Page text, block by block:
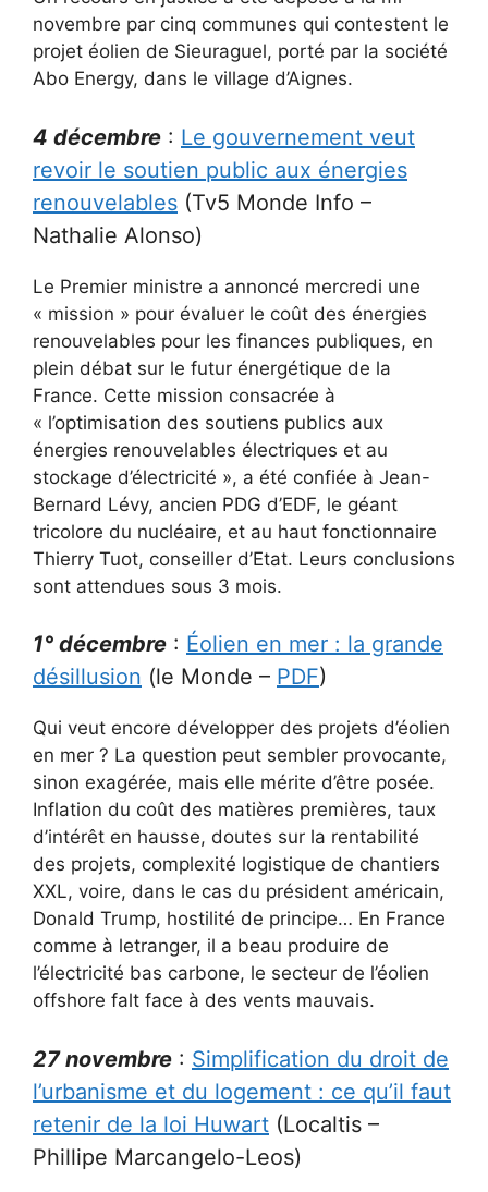
novembre par cinq communes qui contestent le
projet éolien de Sieuraguel, porté par la société
Abo Energy, dans le village d’Aignes.
4 décembre : Le gouvernement veut
revoir le soutien public aux énergies
renouvelables (Tv5 Monde Info –
Nathalie Alonso)
Le Premier ministre a annoncé mercredi une
« mission » pour évaluer le coût des énergies
renouvelables pour les finances publiques, en
plein débat sur le futur énergétique de la
France. Cette mission consacrée à
« l’optimisation des soutiens publics aux
énergies renouvelables électriques et au
stockage d’électricité », a été confiée à Jean-
Bernard Lévy, ancien PDG d’EDF, le géant
tricolore du nucléaire, et au haut fonctionnaire
Thierry Tuot, conseiller d’Etat. Leurs conclusions
sont attendues sous 3 mois.
1° décembre : Éolien en mer : la grande
désillusion (le Monde – PDF)
Qui veut encore développer des projets d’éolien
en mer ? La question peut sembler provocante,
sinon exagérée, mais elle mérite d’être posée.
Inflation du coût des matières premières, taux
d’intérêt en hausse, doutes sur la rentabilité
des projets, complexité logistique de chantiers
XXL, voire, dans le cas du président américain,
Donald Trump, hostilité de principe… En France
comme à letranger, il a beau produire de
l’électricité bas carbone, le secteur de l’éolien
offshore falt face à des vents mauvais.
27 novembre : Simplification du droit de
l’urbanisme et du logement : ce qu’il faut
retenir de la loi Huwart (Localtis –
Phillipe Marcangelo-Leos)